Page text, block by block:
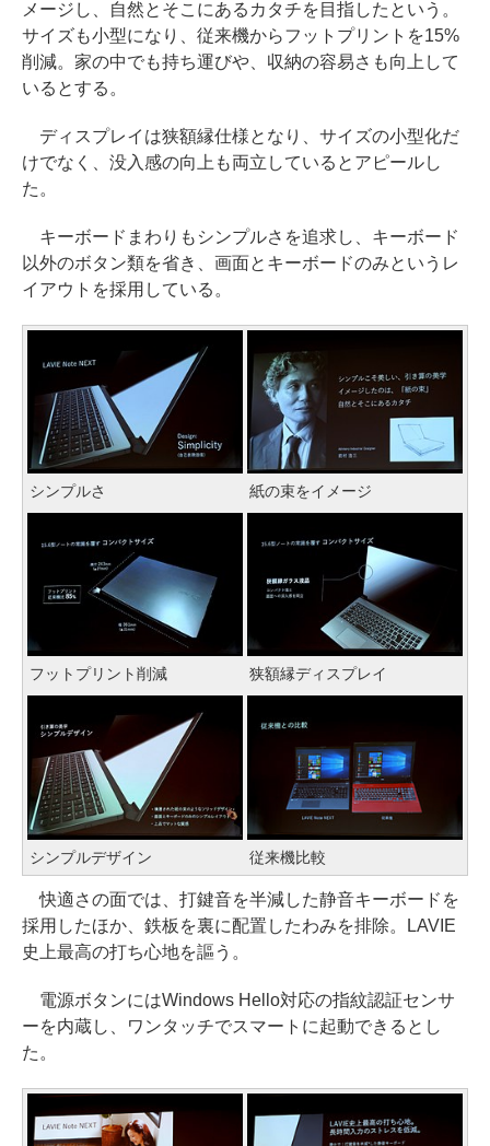
メージし、自然とそこにあるカタチを目指したという。
サイズも小型になり、従来機からフットプリントを15%
削減。家の中でも持ち運びや、収納の容易さも向上して
いるとする。
ディスプレイは狭額縁仕様となり、サイズの小型化だ
けでなく、没入感の向上も両立しているとアピールし
た。
キーボードまわりもシンプルさを追求し、キーボード
以外のボタン類を省き、画面とキーボードのみというレ
イアウトを採用している。
シンプルさ 紙の束をイメージ
フットプリント削減 狭額縁ディスプレイ
シンプルデザイン 従来機比較
快適さの面では、打鍵音を半減した静音キーボードを
採用したほか、鉄板を裏に配置したわみを排除。LAVIE
史上最高の打ち心地を謳う。
電源ボタンにはWindows Hello対応の指紋認証センサ
ーを内蔵し、ワンタッチでスマートに起動できるとし
た。